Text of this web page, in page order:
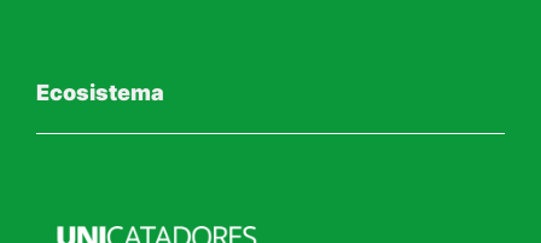
Ecosistema